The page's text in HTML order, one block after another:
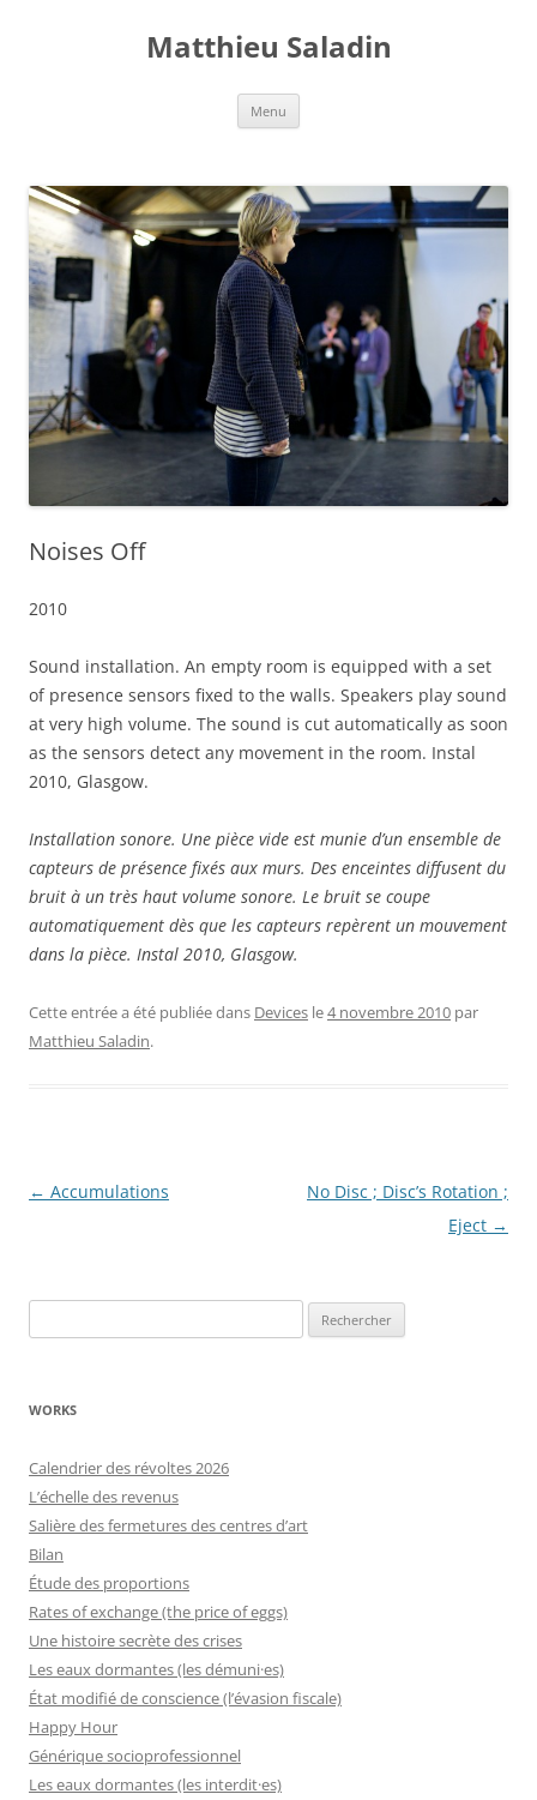
Matthieu Saladin
Menu
Noises Off
2010
Sound installation. An empty room is equipped with a set
of presence sensors fixed to the walls. Speakers play sound
at very high volume. The sound is cut automatically as soon
as the sensors detect any movement in the room. Instal
2010, Glasgow.
Installation sonore. Une pièce vide est munie d’un ensemble de
capteurs de présence fixés aux murs. Des enceintes diffusent du
bruit à un très haut volume sonore. Le bruit se coupe
automatiquement dès que les capteurs repèrent un mouvement
dans la pièce. Instal 2010, Glasgow.
Cette entrée a été publiée dans Devices le4 novembre 2010 par
Matthieu Saladin.
Navigation
← Accumulations
No Disc ; Disc’s Rotation ;
Eject →
WORKS
Calendrier des révoltes 2026
L’échelle des revenus
Salière des fermetures des centres d’art
Bilan
Étude des proportions
Rates of exchange (the price of eggs)
Une histoire secrète des crises
Les eaux dormantes (les démuni·es)
État modifié de conscience (l’évasion fiscale)
Happy Hour
Générique socioprofessionnel
Les eaux dormantes (les interdit·es)